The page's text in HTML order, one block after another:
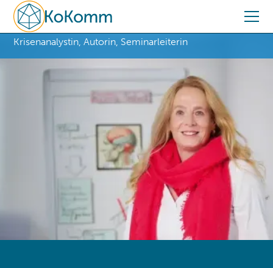
Marita Kühne
Krisenanalystin, Autorin, Seminarleiterin